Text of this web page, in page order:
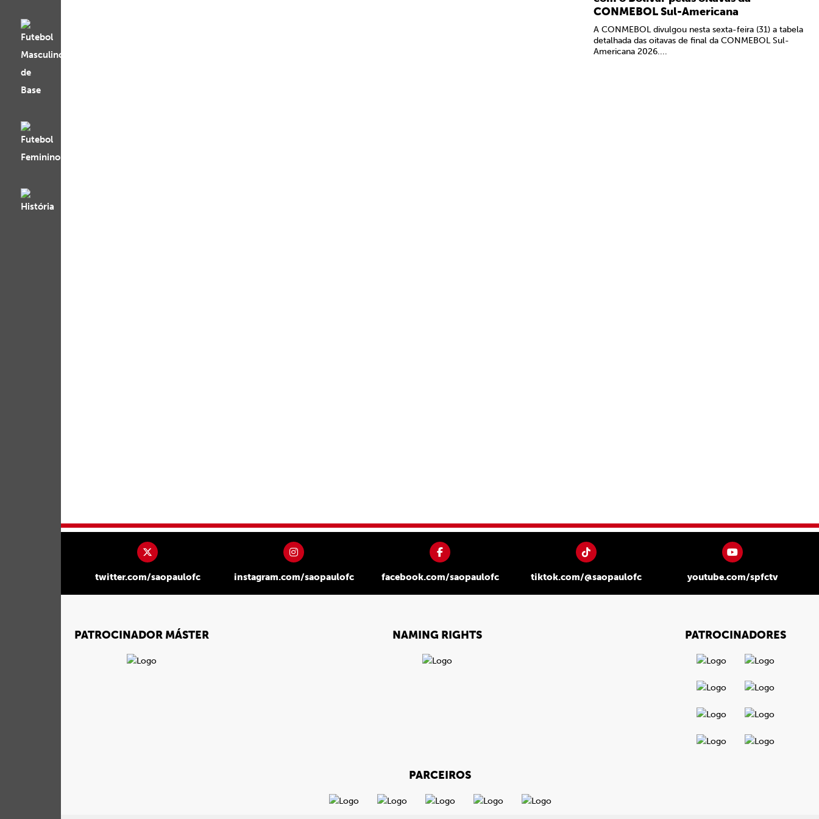
CONMEBOL Sul-Americana
A CONMEBOL divulgou nesta sexta-feira (31) a tabela
detalhada das oitavas de final da CONMEBOL Sul-
Americana 2026....
twitter.com/saopaulofc instagram.com/saopaulofc facebook.com/saopaulofc tiktok.com/@saopaulofc youtube.com/spfctv
PATROCINADOR MÁSTER NAMING RIGHTS PATROCINADORES
PARCEIROS